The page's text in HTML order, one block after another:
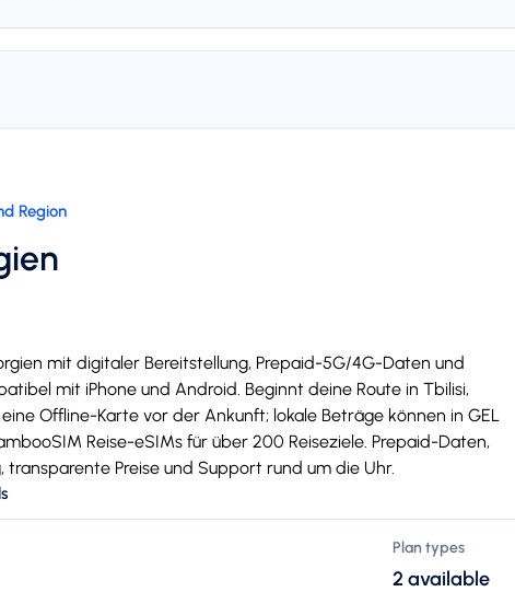
Region
mit digitaler Bereitstellung, Prepaid-5G/4G-Daten und
mit iPhone und Android. Beginnt deine Route in Tbilisi,
Offline-Karte vor der Ankunft; lokale Beträge können in GEL
Reise-eSIMs für über 200 Reiseziele. Prepaid-Daten,
transparente Preise und Support rund um die Uhr.
Plan types
2 available